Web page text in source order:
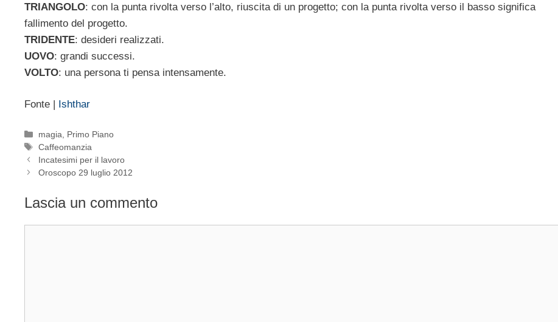
TRIANGOLO: con la punta rivolta verso l’alto, riuscita di un progetto; con la punta rivolta verso il basso significa
fallimento del progetto.
TRIDENTE: desideri realizzati.
UOVO: grandi successi.
VOLTO: una persona ti pensa intensamente.
Fonte | Ishthar
Categorie
magia
Primo Piano
Tag
Caffeomanzia
Incatesimi per il lavoro
Oroscopo 29 luglio 2012
Lascia un commento